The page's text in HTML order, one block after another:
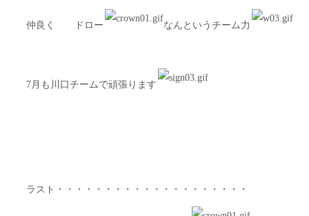
仲良く ドロー なんというチーム力
7月も川口チームで頑張ります
ラスト・・・・・・・・・・・・・・・・・・・・